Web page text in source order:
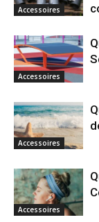
Accessoires
Accessoires
Accessoires
Accessoires